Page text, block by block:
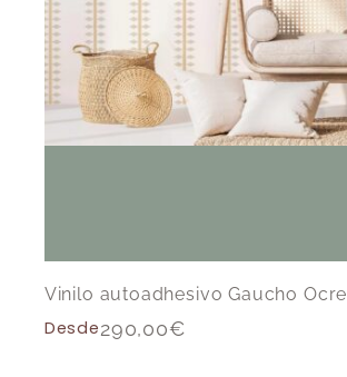
Vinilo autoadhesivo Gaucho Ocre
Desde290,00€